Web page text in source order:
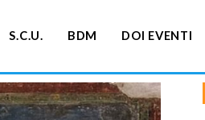
S.C.U. BDM DOI EVENTI